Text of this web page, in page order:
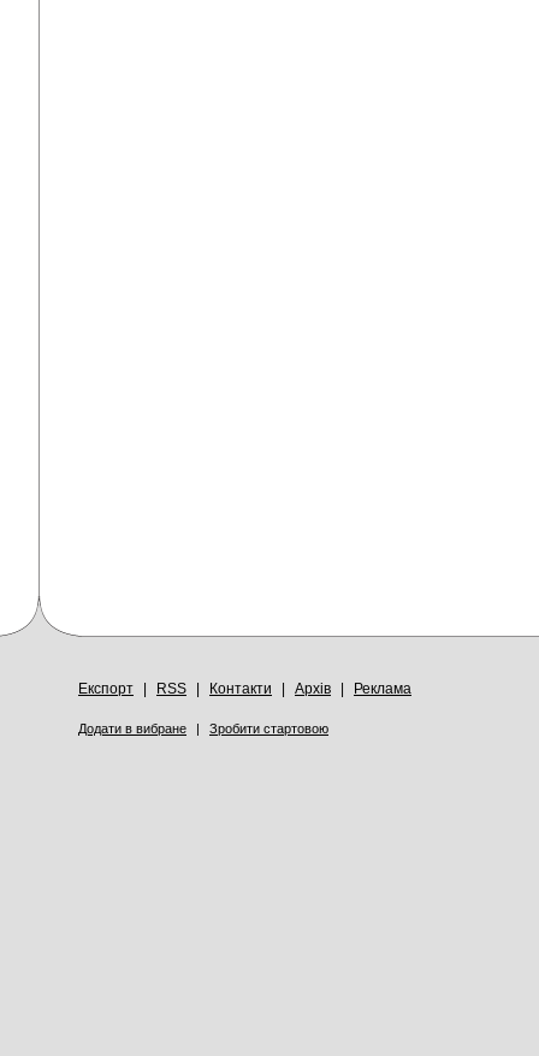
Експорт RSS Контакти Архів Реклама
Додати в вибране | Зробити стартовою